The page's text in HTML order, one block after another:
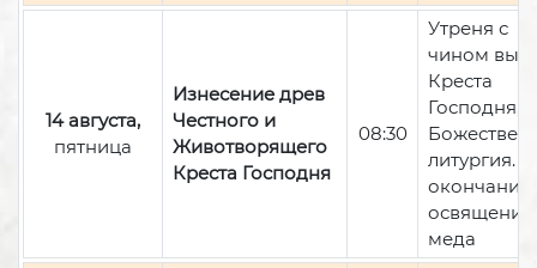
14 августа,
пятница
Изнесение древ
Честного и
Животворящего
Креста Господня
08:30
Утреня с
чином
Креста
Господня,
литургия.
окончании
освящение
меда